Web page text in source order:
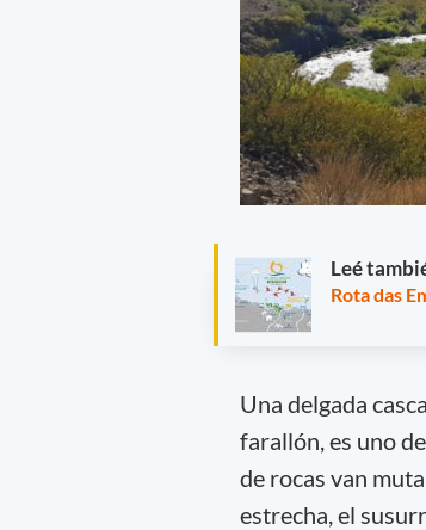
Leé
Rota das
Una delgada
farallón, es uno
de rocas van
estrecha, el